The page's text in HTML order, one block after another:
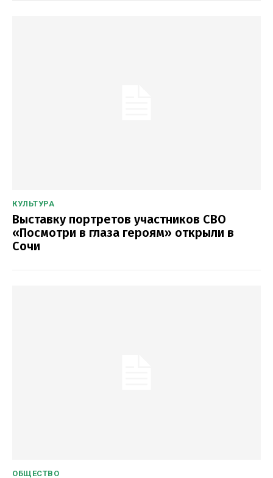
КУЛЬТУРА
Выставку портретов участников СВО
«Посмотри в глаза героям» открыли в
Сочи
ОБЩЕСТВО